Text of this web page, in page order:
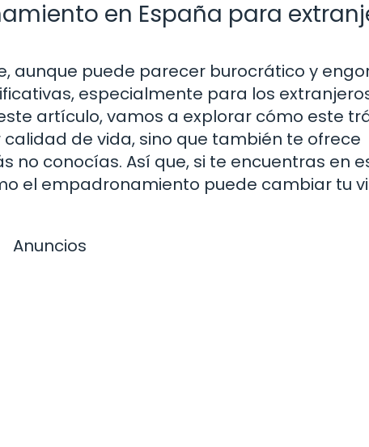
en España para
aunque puede parecer burocrático y
especialmente para los
artículo, vamos a explorar cómo este
de vida, sino que también te ofrece
no conocías. Así que, si te encuentras en
el empadronamiento puede cambiar tu
Anuncios